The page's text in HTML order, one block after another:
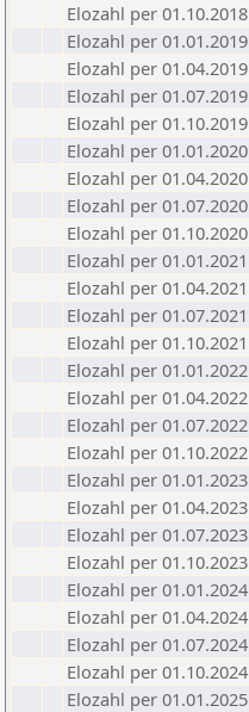
Elozahl per 01.10.2018
Elozahl per 01.01.2019
Elozahl per 01.04.2019
Elozahl per 01.07.2019
Elozahl per 01.10.2019
Elozahl per 01.01.2020
Elozahl per 01.04.2020
Elozahl per 01.07.2020
Elozahl per 01.10.2020
Elozahl per 01.01.2021
Elozahl per 01.04.2021
Elozahl per 01.07.2021
Elozahl per 01.10.2021
Elozahl per 01.01.2022
Elozahl per 01.04.2022
Elozahl per 01.07.2022
Elozahl per 01.10.2022
Elozahl per 01.01.2023
Elozahl per 01.04.2023
Elozahl per 01.07.2023
Elozahl per 01.10.2023
Elozahl per 01.01.2024
Elozahl per 01.04.2024
Elozahl per 01.07.2024
Elozahl per 01.10.2024
Elozahl per 01.01.2025